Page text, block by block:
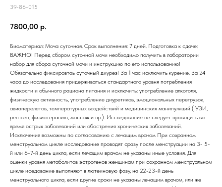
39-86-015
7800,00 р.
Биоматериал: Моча суточная. Срок выполнения: 7 дней. Подготовка к сдаче:
ВАЖНО! Перед сбором суточной мочи необходимо получить в лаборатории
набор для сбора суточной мочи и инструкцию по его использованию!
Обязательно фиксировтаь суточный диурез! За 1 час исключить курение. За 24
часа до исследования придерживаться стандартного уровня потребления
жидкости и обычного рациона питания и исключить: употребление алкоголя,
физическую активность, употребление диуретиков, эмоциональных перегрузок,
авиаперелетов, температурных воздействий и медицинских манипуляций ( УЗИ,
рентген, физиотерапию, массаж и пр.). Исследование не следует проводить во
время острых заболеваний или обострения хронических заболеваний.
Исключения возможны по согласованию с лечащим врачом При сохранном
менструальном цикле исследование проводят сразу после менструации на 3- 5-
й или 6-7-й день цикла, если лечащим врачом не указаны иные условия. Для
оценки уровня метаболитов эстрогенов женщинам при сохранном менструальном
цикле иседование выполняют в лютеиновую фазу, на 22-23-й день
менструального цикла, если другие сроки не указаны лечащим врачом, или же